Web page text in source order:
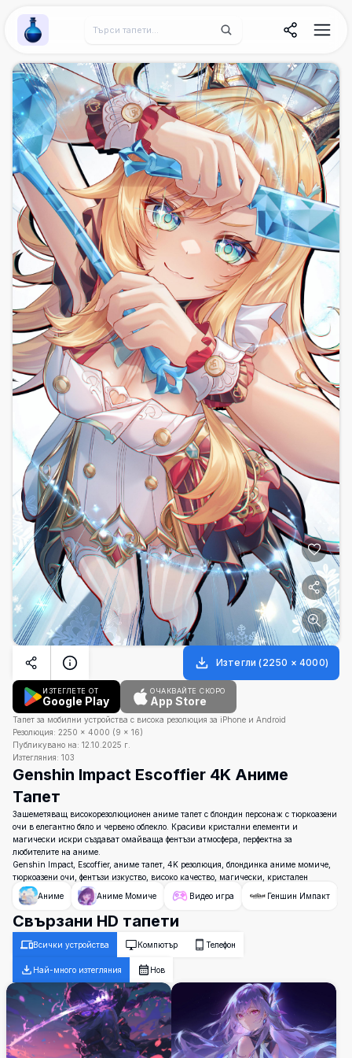
Wallpaper Alchemy
Изтегли (2250 × 4000)
ИЗТЕГЛЕТЕ ОТ
Google Play
ОЧАКВАЙТЕ СКОРО
App Store
Тапет за мобилни устройства с висока резолюция за iPhone и Android
Резолюция: 2250 × 4000 (9 × 16)
Публикувано на: 12.10.2025 г.
Изтегляния: 103
Genshin Impact Escoffier 4K Аниме
Тапет
Зашеметяващ високорезолюционен аниме тапет с блондин персонаж с тюркоазени
очи в елегантно бяло и червено облекло. Красиви кристални елементи и
магически искри създават омайваща фентъзи атмосфера, перфектна за
любителите на аниме.
Genshin Impact, Escoffier, аниме тапет, 4K резолюция, блондинка аниме момиче,
тюркоазени очи, фентъзи изкуство, високо качество, магически, кристален
Аниме
Аниме Момиче Видео игра Геншин Импакт
Свързани HD тапети
Всички устройства Компютър Телефон
Най-много изтегляния Нов